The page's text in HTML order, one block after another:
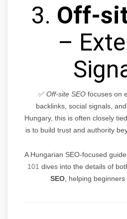
3. Off-
–
✅ Off-site SEOfocuses on
backlinks, social signals,
Hungary, this is often closely
is to build trust and authority
A Hungarian SEO-focused
101 dives into the details of
SEO, helping beginners